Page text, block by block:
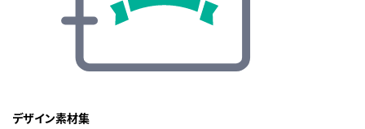
デザイン素材集